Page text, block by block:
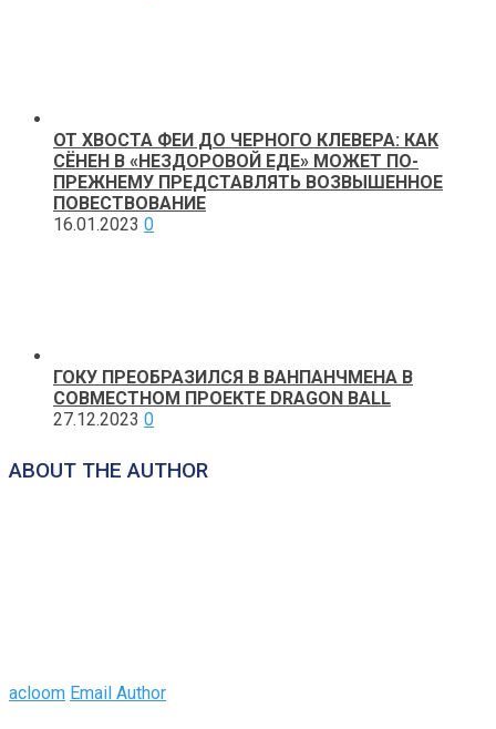
ОТ ХВОСТА ФЕИ ДО ЧЕРНОГО КЛЕВЕРА: КАК
СЁНЕН В «НЕЗДОРОВОЙ ЕДЕ» МОЖЕТ ПО-
ПРЕЖНЕМУ ПРЕДСТАВЛЯТЬ ВОЗВЫШЕННОЕ
ПОВЕСТВОВАНИЕ
16.01.2023 0
ГОКУ ПРЕОБРАЗИЛСЯ В ВАНПАНЧМЕНА В
СОВМЕСТНОМ ПРОЕКТЕ DRAGON BALL
27.12.2023 0
ABOUT THE AUTHOR
acloom Email Author